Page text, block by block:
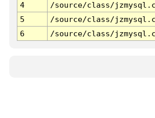
4
/source/class/
5
/source/class/
6
/source/class/